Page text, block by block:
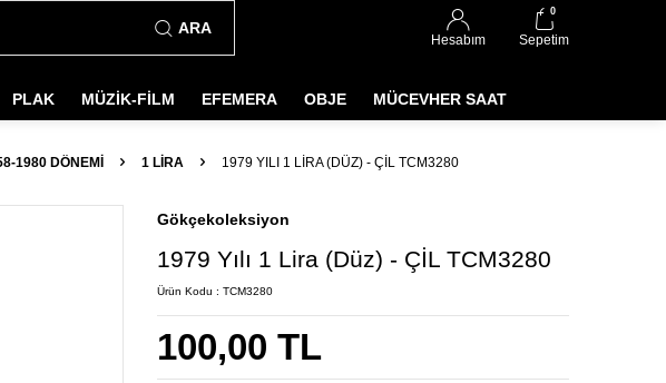
ARA
Hesabım
0
Sepetim
PLAK MÜZİK-FİLM EFEMERA OBJE MÜCEVHER SAAT
1980 DÖNEMI 1 LIRA 1979 YILI 1 LIRA (DÜZ) - ÇİL TCM3280
Gökçekoleksiyon
1979 Yılı 1 Lira (Düz) - ÇİL TCM3280
Ürün Kodu : TCM3280
100,00 TL